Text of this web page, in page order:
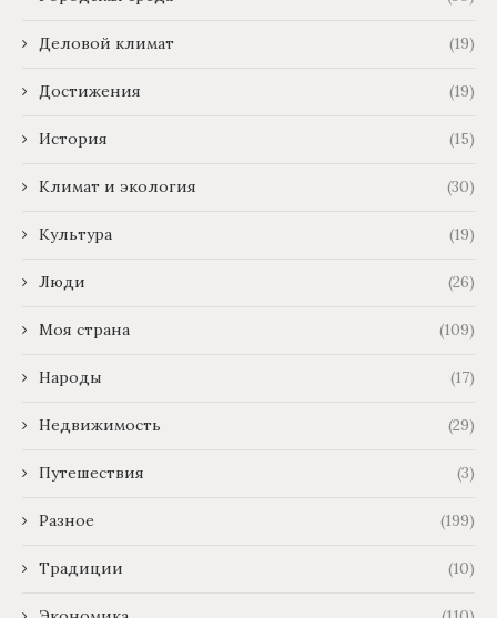
Деловой климат (19)
Достижения (19)
История (15)
Климат и экология (30)
Культура (19)
Люди (26)
Моя страна (109)
Народы (17)
Недвижимость (29)
Путешествия (3)
Разное (199)
Традиции (10)